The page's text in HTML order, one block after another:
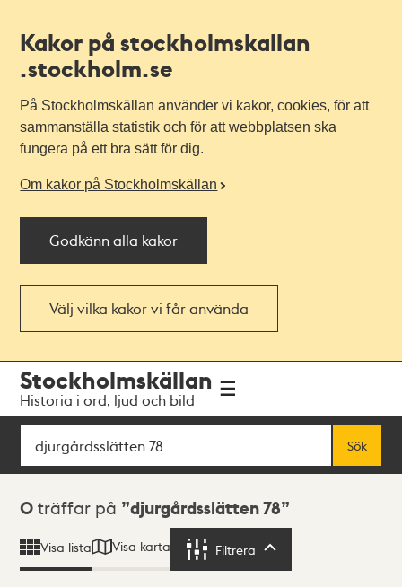
Kakor på stockholmskallan
.stockholm.se
På Stockholmskällan använder vi kakor, cookies, för att
sammanställa statistik och för att webbplatsen ska
fungera på ett bra sätt för dig.
Om kakor på Stockholmskällan
Godkänn alla kakor
Välj vilka kakor vi får använda
navigationen
huvudinnehållet
Stockholmskällan
Historia i ord, ljud och bild
Sök
Sök
Sökresultat
0 träffar på djurgårdsslätten 78
Visa lista Visa karta Filtrera